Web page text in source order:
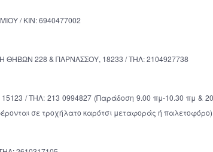
/ ΚΙΝ: 6940477002
ΘΗΒΩΝ 228 & ΠΑΡΝΑΣΣΟΥ, 18233 / ΤΗΛ: 2104927738
/ ΤΗΛ: 213 0994827 (Παράδοση 9.00 πμ-10.30 πμ &
σε τροχήλατο καρότσι μεταφοράς ή παλετοφόρο)